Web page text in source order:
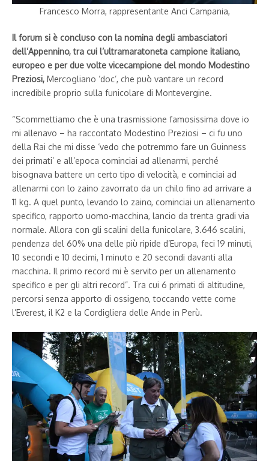
Francesco Morra, rappresentante Anci Campania,
Il forum si è concluso con la nomina degli ambasciatori
dell’Appennino, tra cui l’ultramaratoneta campione italiano,
europeo e per due volte vicecampione del mondo Modestino
Preziosi, Mercogliano ‘doc’, che può vantare un record
incredibile proprio sulla funicolare di Montevergine.
“Scommettiamo che è una trasmissione famosissima dove io
mi allenavo – ha raccontato Modestino Preziosi – ci fu uno
della Rai che mi disse ‘vedo che potremmo fare un Guinness
dei primati’ e all’epoca cominciai ad allenarmi, perché
bisognava battere un certo tipo di velocità, e cominciai ad
allenarmi con lo zaino zavorrato da un chilo fino ad arrivare a
11 kg. A quel punto, levando lo zaino, cominciai un allenamento
specifico, rapporto uomo-macchina, lancio da trenta gradi via
normale. Allora con gli scalini della funicolare, 3.646 scalini,
pendenza del 60% una delle più ripide d’Europa, feci 19 minuti,
10 secondi e 10 decimi, 1 minuto e 20 secondi davanti alla
macchina. Il primo record mi è servito per un allenamento
specifico e per gli altri record”. Tra cui 6 primati di altitudine,
percorsi senza apporto di ossigeno, toccando vette come
l’Everest, il K2 e la Cordigliera delle Ande in Perù.